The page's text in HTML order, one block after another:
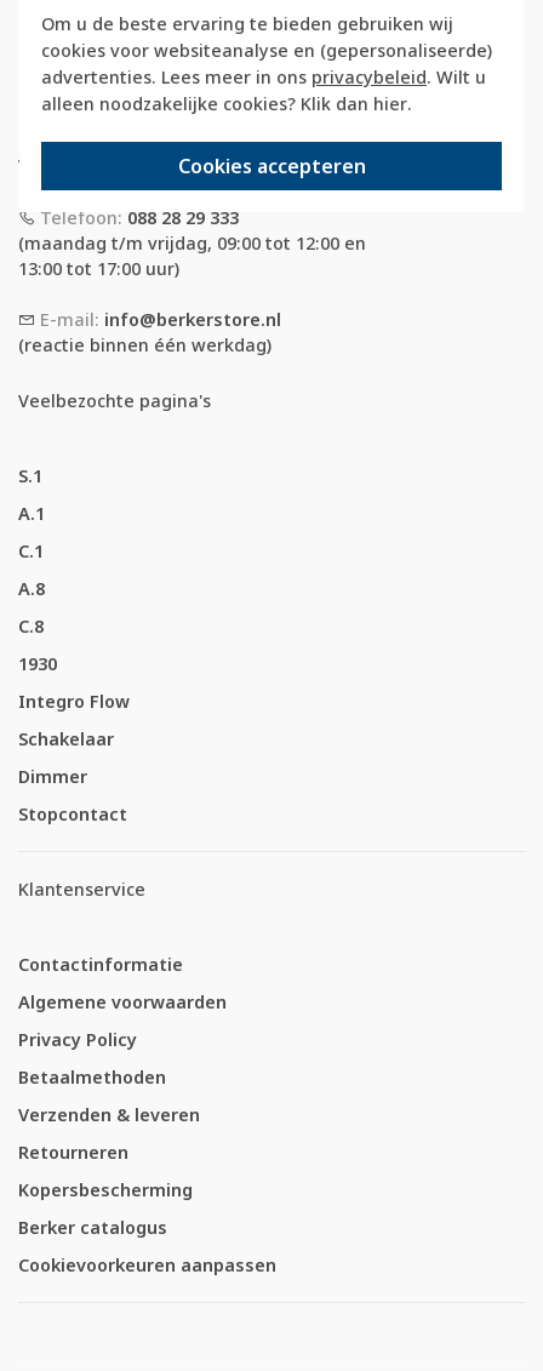
Om u de beste ervaring te bieden gebruiken wij
cookies voor websiteanalyse en (gepersonaliseerde)
advertenties. Lees meer in ons privacybeleid. Wilt u
alleen noodzakelijke cookies? Klik dan hier.
Cookies accepteren
Berkerstore.nl is onderdeel van e-Stores
International B.V. en geen webwinkel of
onderdeel van Hager
Vertriebsgesellschaft GmbH & Co. KG.
Telefoon: 088 28 29 333
(maandag t/m vrijdag, 09:00 tot 12:00 en
13:00 tot 17:00 uur)
E-mail: info@berkerstore.nl
(reactie binnen één werkdag)
Veelbezochte pagina's
S.1
A.1
C.1
A.8
C.8
1930
Integro Flow
Schakelaar
Dimmer
Stopcontact
Klantenservice
Contactinformatie
Algemene voorwaarden
Privacy Policy
Betaalmethoden
Verzenden & leveren
Retourneren
Kopersbescherming
Berker catalogus
Cookievoorkeuren aanpassen